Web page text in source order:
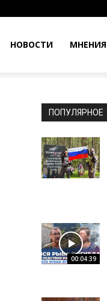
НОВОСТИ МНЕНИЯ
ПОПУЛЯРНОЕ
00:04:39